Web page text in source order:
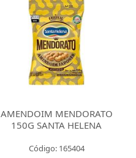
AMENDOIM MENDORATO
150G SANTA HELENA
Código: 165404